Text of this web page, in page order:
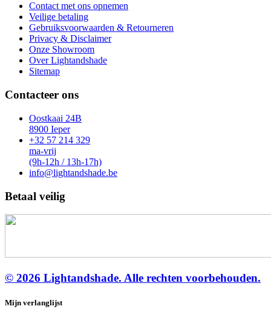
Contact met ons opnemen
Veilige betaling
Gebruiksvoorwaarden & Retourneren
Privacy & Disclaimer
Onze Showroom
Over Lightandshade
Sitemap
Contacteer ons
Oostkaai 24B
8900 Ieper
+32 57 214 329
ma-vrij
(9h-12h / 13h-17h)
info@lightandshade.be
Betaal veilig
© 2026 Lightandshade. Alle rechten voorbehouden.
Mijn verlanglijst